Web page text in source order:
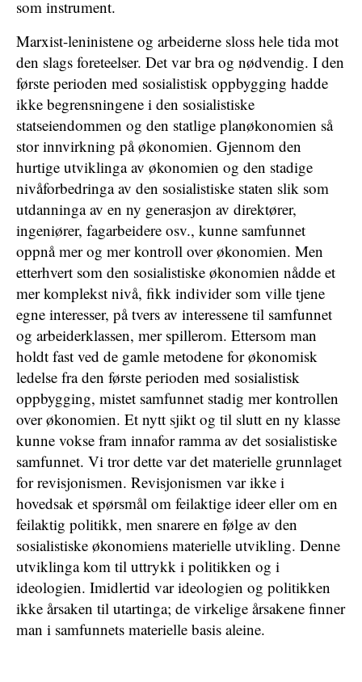
som instrument.
Marxist-leninistene og arbeiderne sloss hele tida mot
den slags foreteelser. Det var bra og nødvendig. I den
første perioden med sosialistisk oppbygging hadde
ikke begrensningene i den sosialistiske
statseiendommen og den statlige planøkonomien så
stor innvirkning på økonomien. Gjennom den
hurtige utviklinga av økonomien og den stadige
nivåforbedringa av den sosialistiske staten slik som
utdanninga av en ny generasjon av direktører,
ingeniører, fagarbeidere osv., kunne samfunnet
oppnå mer og mer kontroll over økonomien. Men
etterhvert som den sosialistiske økonomien nådde et
mer komplekst nivå, fikk individer som ville tjene
egne interesser, på tvers av interessene til samfunnet
og arbeiderklassen, mer spillerom. Ettersom man
holdt fast ved de gamle metodene for økonomisk
ledelse fra den første perioden med sosialistisk
oppbygging, mistet samfunnet stadig mer kontrollen
over økonomien. Et nytt sjikt og til slutt en ny klasse
kunne vokse fram innafor ramma av det sosialistiske
samfunnet. Vi tror dette var det materielle grunnlaget
for revisjonismen. Revisjonismen var ikke i
hovedsak et spørsmål om feilaktige ideer eller om en
feilaktig politikk, men snarere en følge av den
sosialistiske økonomiens materielle utvikling. Denne
utviklinga kom til uttrykk i politikken og i
ideologien. Imidlertid var ideologien og politikken
ikke årsaken til utartinga; de virkelige årsakene finner
man i samfunnets materielle basis aleine.